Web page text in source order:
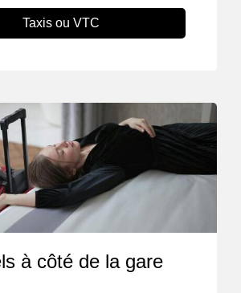
Taxis ou VTC
à côté de la gare